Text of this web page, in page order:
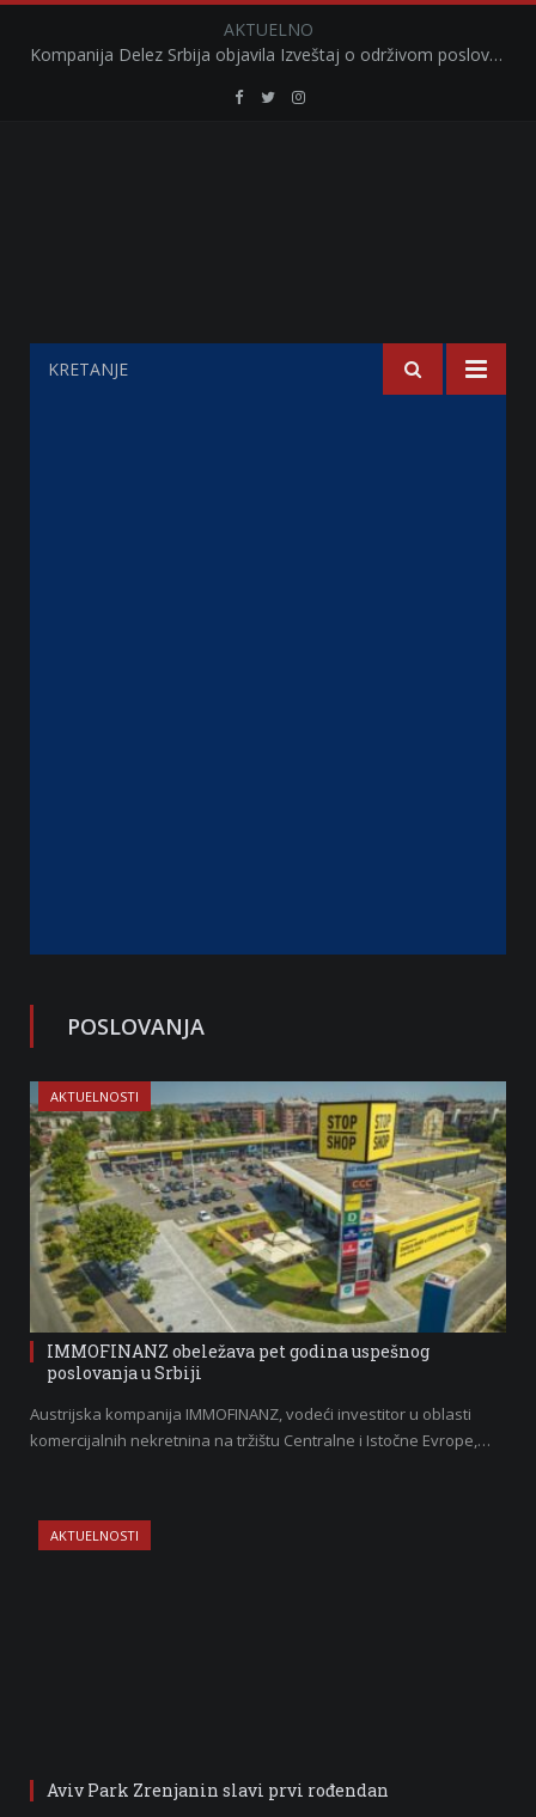
AKTUELNO
Kompanija Delez Srbija objavila Izveštaj o održivom poslovanju za 2025. godinu Briga o zajednici kroz program „Hrana za sve“ i edukaciju učenika
RetailRetailRetail
KRETANJE
POSLOVANJA
AKTUELNOSTI
IMMOFINANZ obeležava pet godina uspešnog
poslovanja u Srbiji
Austrijska kompanija IMMOFINANZ, vodeći investitor u oblasti
komercijalnih nekretnina na tržištu Centralne i Istočne Evrope,…
AKTUELNOSTI
Aviv Park Zrenjanin slavi prvi rođendan